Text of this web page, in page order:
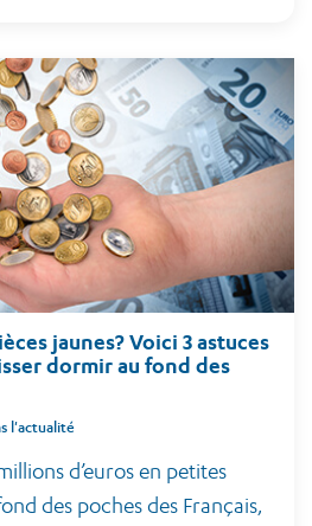
jaunes? Voici 3 astuces
dormir au fond des
l'actualité
d’euros en petites
des poches des Français,